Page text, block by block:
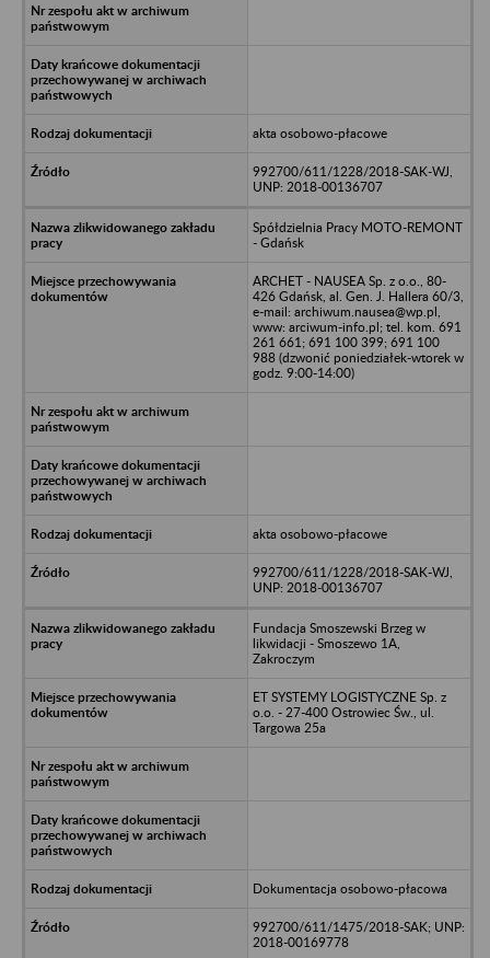
akta osobowo-płacowe
992700/611/1228/2018-SAK-WJ,
UNP: 2018-00136707
Spółdzielnia Pracy MOTO-REMONT
- Gdańsk
ARCHET - NAUSEA Sp. z o.o., 80-
426 Gdańsk, al. Gen. J. Hallera 60/3,
e-mail: archiwum.nausea@wp.pl,
www: arciwum-info.pl; tel. kom. 691
261 661; 691 100 399; 691 100
988 (dzwonić poniedziałek-wtorek w
godz. 9:00-14:00)
akta osobowo-płacowe
992700/611/1228/2018-SAK-WJ,
UNP: 2018-00136707
Fundacja Smoszewski Brzeg w
likwidacji - Smoszewo 1A,
Zakroczym
ET SYSTEMY LOGISTYCZNE Sp. z
o.o. - 27-400 Ostrowiec Św., ul.
Targowa 25a
Dokumentacja osobowo-płacowa
992700/611/1475/2018-SAK; UNP:
2018-00169778